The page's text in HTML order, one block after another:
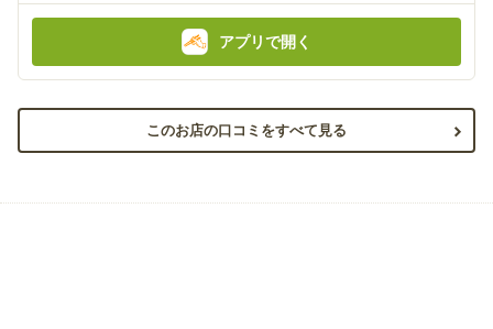
アプリで開く
このお店の口コミをすべて見る